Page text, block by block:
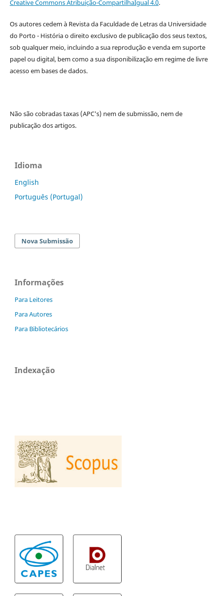
Creative Commons Atribuição-CompartilhaIgual 4.0.
Os autores cedem à Revista da Faculdade de Letras da Universidade
do Porto - Históriao direito exclusivo de publicação dos seus textos,
sob qualquer meio, incluindo a sua reprodução e venda em suporte
papel ou digital, bem como a sua disponibilização em regime de livre
acesso em bases de dados.
Não são cobradas taxas (APC's) nem de submissão, nem de
publicação dos artigos.
Idioma
English
Português (Portugal)
Nova Submissão
Informações
Para Leitores
Para Autores
Para Bibliotecários
Indexação